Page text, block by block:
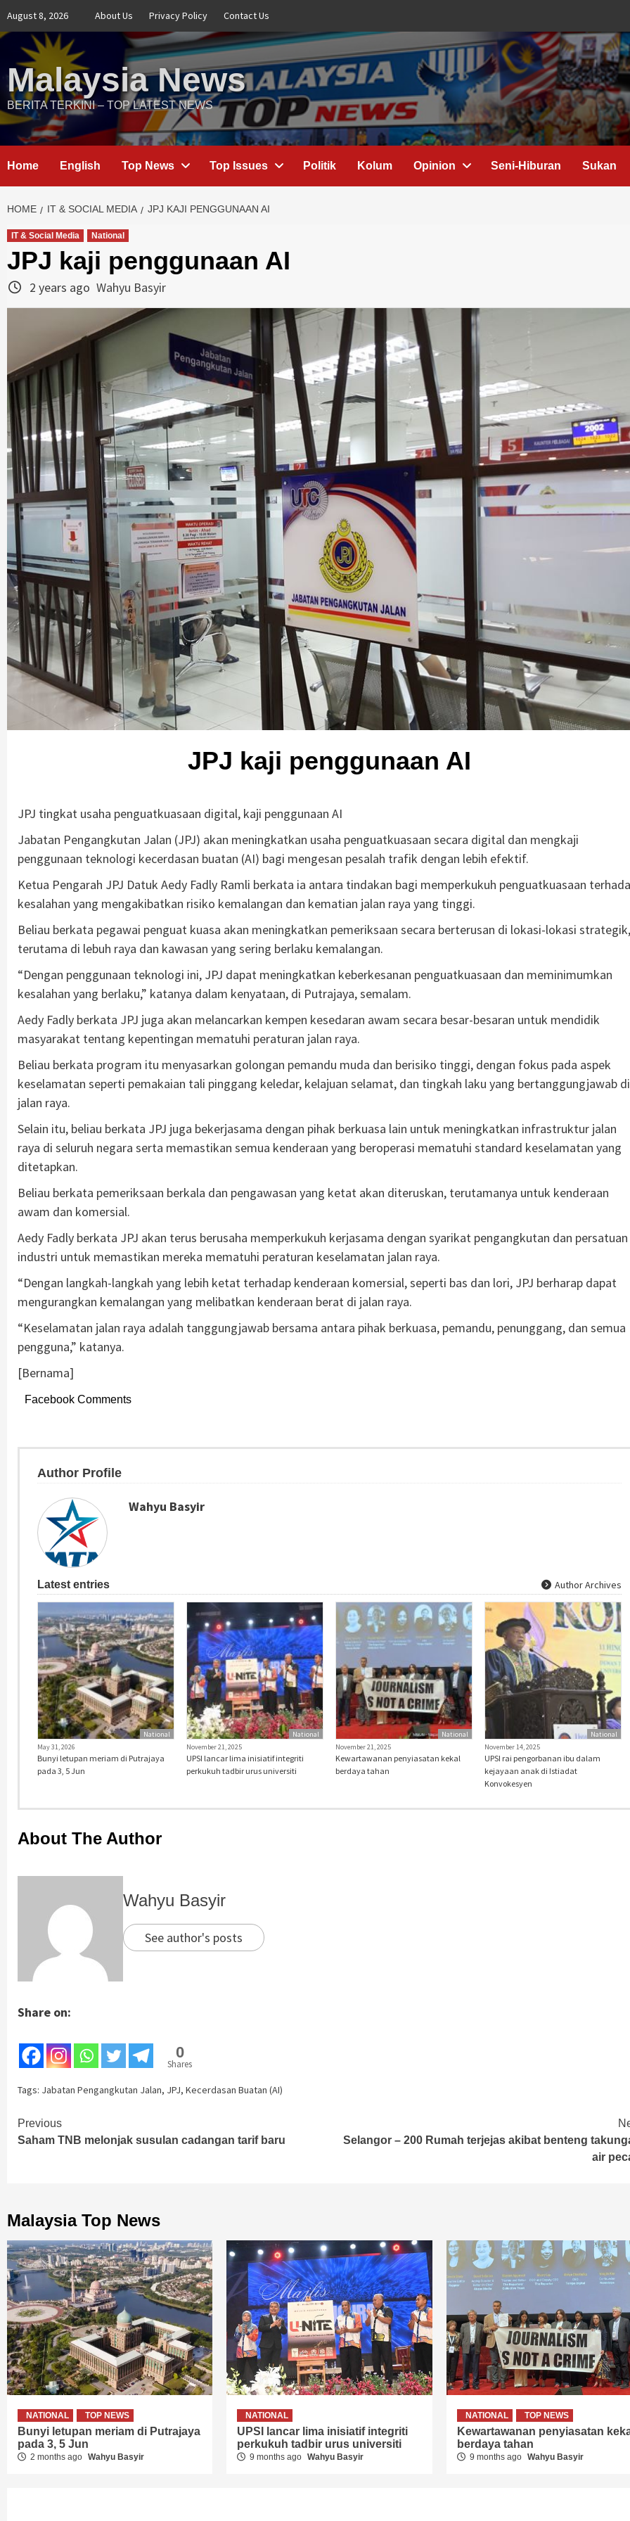
content
August 8, 2026 About Us Privacy Policy Contact Us
Malaysia News
BERITA TERKINI – TOP LATEST NEWS
Home English Top News Top Issues Politik Kolum Opinion Seni-Hiburan Sukan
HOME IT & SOCIAL MEDIA JPJ KAJI PENGGUNAAN AI
IT & Social Media National
JPJ kaji penggunaan AI
2 years ago Wahyu Basyir
JPJ kaji penggunaan AI
JPJ tingkat usaha penguatkuasaan digital, kaji penggunaan AI
Jabatan Pengangkutan Jalan (JPJ) akan meningkatkan usaha penguatkuasaan secara digital dan mengkaji
penggunaan teknologi kecerdasan buatan (AI) bagi mengesan pesalah trafik dengan lebih efektif.
Ketua Pengarah JPJ Datuk Aedy Fadly Ramli berkata ia antara tindakan bagi memperkukuh penguatkuasaan
kesalahan yang mengakibatkan risiko kemalangan dan kematian jalan raya yang tinggi.
Beliau berkata pegawai penguat kuasa akan meningkatkan pemeriksaan secara berterusan di lokasi-lokasi strategik,
terutama di lebuh raya dan kawasan yang sering berlaku kemalangan.
“Dengan penggunaan teknologi ini, JPJ dapat meningkatkan keberkesanan penguatkuasaan dan meminimumkan
kesalahan yang berlaku,” katanya dalam kenyataan, di Putrajaya, semalam.
Aedy Fadly berkata JPJ juga akan melancarkan kempen kesedaran awam secara besar-besaran untuk mendidik
masyarakat tentang kepentingan mematuhi peraturan jalan raya.
Beliau berkata program itu menyasarkan golongan pemandu muda dan berisiko tinggi, dengan fokus pada aspek
keselamatan seperti pemakaian tali pinggang keledar, kelajuan selamat, dan tingkah laku yang bertanggungjawab di
jalan raya.
Selain itu, beliau berkata JPJ juga bekerjasama dengan pihak berkuasa lain untuk meningkatkan infrastruktur jalan
raya di seluruh negara serta memastikan semua kenderaan yang beroperasi mematuhi standard keselamatan yang
ditetapkan.
Beliau berkata pemeriksaan berkala dan pengawasan yang ketat akan diteruskan, terutamanya untuk kenderaan
awam dan komersial.
Aedy Fadly berkata JPJ akan terus berusaha memperkukuh kerjasama dengan syarikat pengangkutan dan persatuan
industri untuk memastikan mereka mematuhi peraturan keselamatan jalan raya.
“Dengan langkah-langkah yang lebih ketat terhadap kenderaan komersial, seperti bas dan lori, JPJ berharap dapat
mengurangkan kemalangan yang melibatkan kenderaan berat di jalan raya.
“Keselamatan jalan raya adalah tanggungjawab bersama antara pihak berkuasa, pemandu, penunggang, dan semua
pengguna,” katanya.
[Bernama]
Facebook Comments
Author Profile
Wahyu Basyir
Latest entries Author Archives
National
May 31, 2026
Bunyi letupan meriam di Putrajaya
pada 3, 5 Jun
National
November 21, 2025
UPSI lancar lima inisiatif integriti
perkukuh tadbir urus universiti
National
November 21, 2025
Kewartawanan penyiasatan kekal
berdaya tahan
National
November 14, 2025
UPSI rai pengorbanan ibu dalam
kejayaan anak di Istiadat
Konvokesyen
About The Author
Wahyu Basyir
See author's posts
Share on:
0
Shares
Tags: Jabatan Pengangkutan Jalan, JPJ, Kecerdasan Buatan (AI)
Continue
Reading
Previous
Saham TNB melonjak susulan cadangan tarif baru
Selangor – 200 Rumah terjejas akibat benteng
air
Malaysia Top News
NATIONAL TOP NEWS
Bunyi letupan meriam di Putrajaya
pada 3, 5 Jun
2 months ago Wahyu Basyir
NATIONAL
UPSI lancar lima inisiatif integriti
perkukuh tadbir urus universiti
9 months ago Wahyu Basyir
NATIONAL TOP NEWS
Kewartawanan penyiasatan
berdaya tahan
9 months ago Wahyu Basyir